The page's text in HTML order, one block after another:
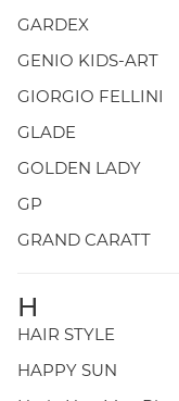
GARDEX
GENIO KIDS-ART
GIORGIO FELLINI
GLADE
GOLDEN LADY
GP
GRAND CARATT
H
HAIR STYLE
HAPPY SUN